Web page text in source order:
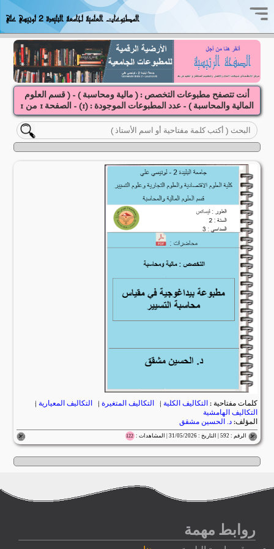
المطبوعات العلمية لجامعة البليدة 2 لونيسي علي
أنت تتصفح مطبوعات التخصص : ( مالية ومحاسبة ) - ( قسم العلوم
المالية والمحاسبة ) - عدد المطبوعات الموجودة : (1) - الصفحة 1 من 1
كلمات مفتاحية : التكاليف الكلية | التكاليف المتغيرة | التكاليف المعيارية |
التكاليف الهامشية
المؤلف:د. الحسين مشقق
الرقم : 592 | التاريخ : 31/05/2026 | المشاهدات : 122
روابط مهمة